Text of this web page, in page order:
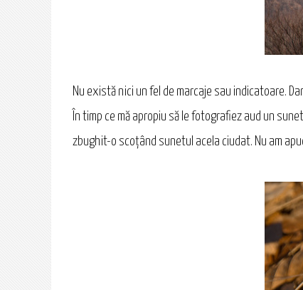
Nu există nici un fel de marcaje sau indicatoare.
În timp ce mă apropiu să le fotografiez aud un
zbughit-o scoţând sunetul acela ciudat. Nu am